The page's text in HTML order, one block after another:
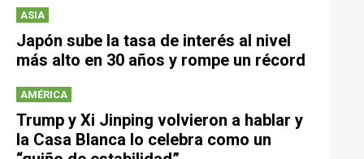
ASIA
Japón sube la tasa de interés al nivel
más alto en 30 años y rompe un récord
AMÉRICA
Trump y Xi Jinping volvieron a hablar y
la Casa Blanca lo celebra como un